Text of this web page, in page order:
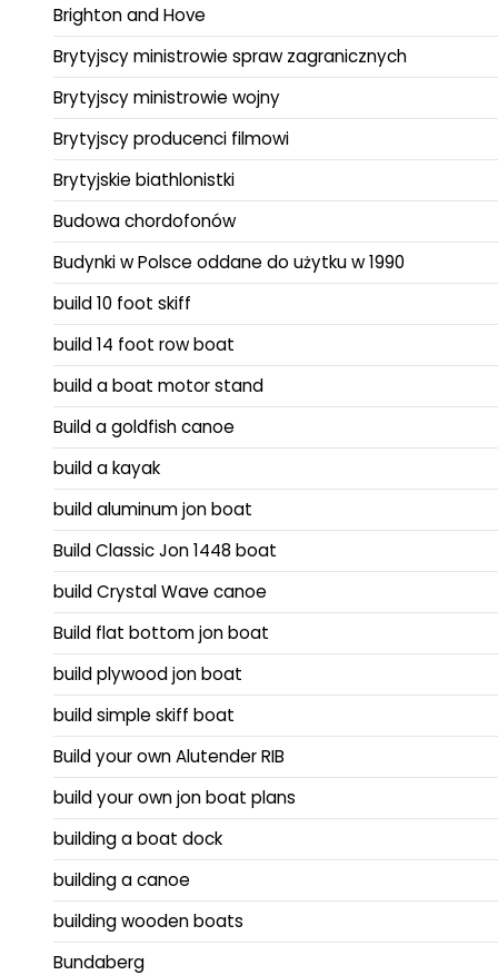
Brighton and Hove
Brytyjscy ministrowie spraw zagranicznych
Brytyjscy ministrowie wojny
Brytyjscy producenci filmowi
Brytyjskie biathlonistki
Budowa chordofonów
Budynki w Polsce oddane do użytku w 1990
build 10 foot skiff
build 14 foot row boat
build a boat motor stand
Build a goldfish canoe
build a kayak
build aluminum jon boat
Build Classic Jon 1448 boat
build Crystal Wave canoe
Build flat bottom jon boat
build plywood jon boat
build simple skiff boat
Build your own Alutender RIB
build your own jon boat plans
building a boat dock
building a canoe
building wooden boats
Bundaberg